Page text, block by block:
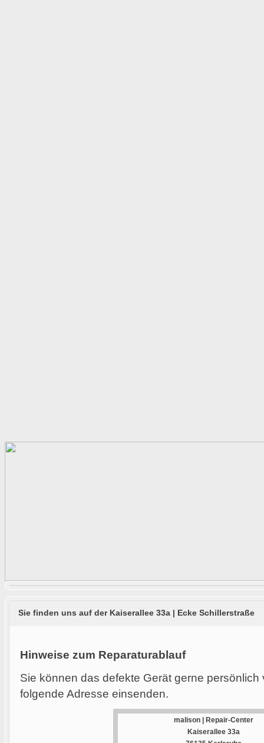
Sie finden uns auf der Kaiserallee 33a | Ecke Schillerstraße
Hinweise zum Reparaturablauf
Sie können das defekte Gerät gerne
folgende Adresse einsenden.
malison | Repair-Center
Kaiserallee 33a